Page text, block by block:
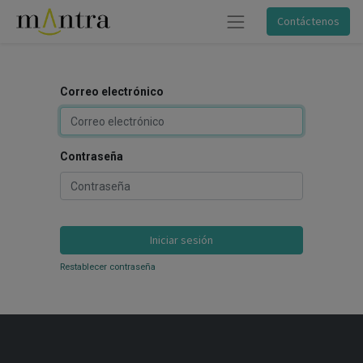
Contáctenos
Correo electrónico
Contraseña
Iniciar sesión
Restablecer contraseña